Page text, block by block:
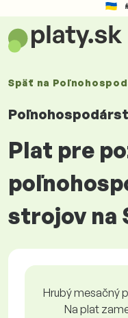
Späť na
Plat pre
strojov na
Hrubý mesačný
Na plat